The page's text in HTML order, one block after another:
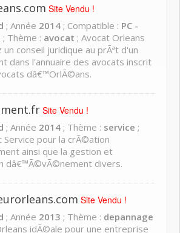
Site Vendu !
; Année 2014 ; Compatible : PC -
; Thème : avocat ; Avocat Orleans
conseil juridique au prÃªt d'un
dans l'annuaire des avocats inscrit
dâ€™OrlÃ©ans.
Site Vendu !
; Année 2014 ; Thème : service ;
Service pour la crÃ©ation
ainsi que la gestion et
dâ€™Ã©vÃ©nement divers.
Site Vendu !
; Année 2013 ; Thème : depannage
idÃ©ale pour une entreprise